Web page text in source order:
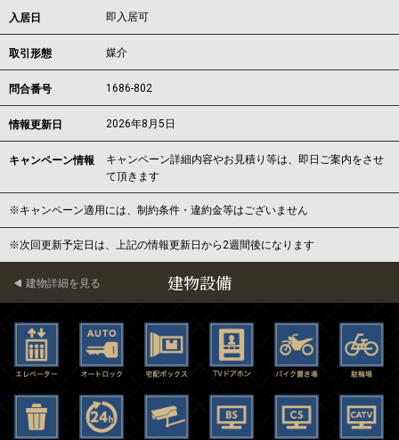
入居日 即入居可
取引形態 媒介
問合番号 1686-802
情報更新日 2026年8月5日
キャンペーン情報
キャンペーン詳細内容やお見積り等は、即日ご案内をさせ
て頂きます
※キャンペーン適用には、制約条件・違約金等はございません
※次回更新予定日は、上記の情報更新日から2週間後になります
建物設備
建物詳細を見る